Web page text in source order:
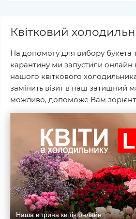
Квітковий
На допомогу для вибору букета
карантину ми запустили онлайн
нашого квіткового
замінить візит в наш затишний
можливо, допоможе Вам
Наша вітрина квітів онлайн